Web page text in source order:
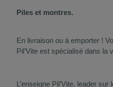
Piles et montres.
En livraison ou à emporter !
Pil’Vite est spécialisé dans la
L’enseigne Pil’Vite, leader